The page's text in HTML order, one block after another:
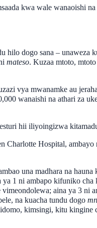
kwa wale wanaoishi
hilo dogo sana – unaweza
mateso. Kuzaa mtoto, mtoto
vya mwanamke au
wanaishi na athari za
hii iliyoingizwa
Hospital, ambayo
una madhara na hauna
1 ni ambapo kifuniko
aina ya 3 ni
na kuacha tundu dogo
kimsingi, kitu kingine